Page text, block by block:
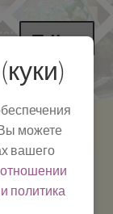
Меню
Телефон:+7-
249-1040
можете
вашего
политика